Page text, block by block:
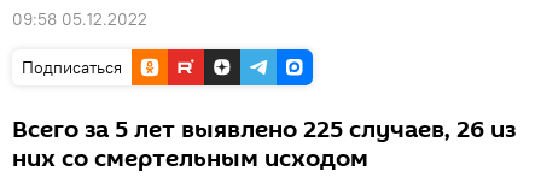
09:58 05.12.2022
Подписаться
Всего за 5 лет выявлено 225 случаев, 26 из
них со смертельным исходом